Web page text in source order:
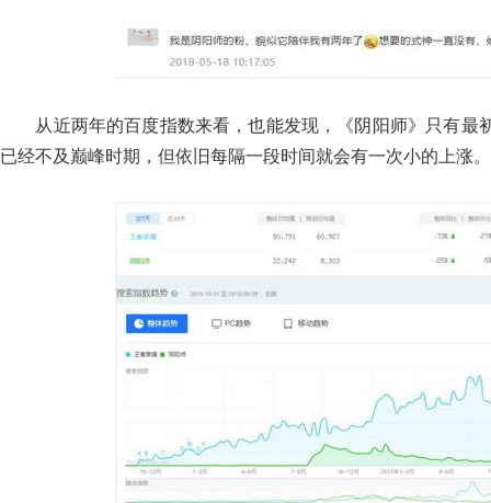
从近两年的百度指数来看，也能发现，《阴阳师》只有最
已经不及巅峰时期，但依旧每隔一段时间就会有一次小的上涨。